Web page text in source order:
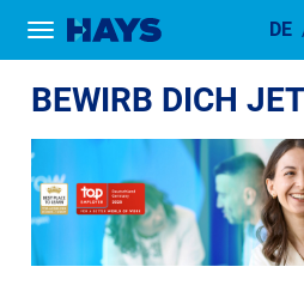
Show / hide navigation DE
JETZT BEI HAYS
BEWIRB DICH